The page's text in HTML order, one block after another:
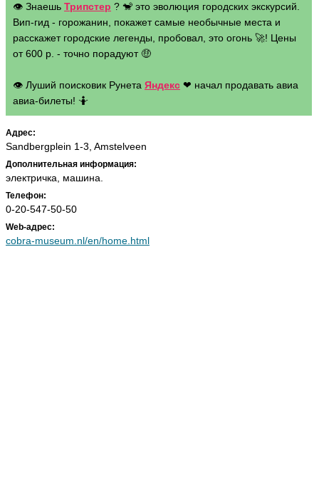
👁 Знаешь Трипстер ? 🐒 это эволюция городских экскурсий.
Вип-гид - горожанин, покажет самые необычные места и
расскажет городские легенды, пробовал, это огонь 🚀! Цены
от 600 р. - точно порадуют 🤑
👁 Луший поисковик Рунета Яндекс ❤ начал продавать авиа
авиа-билеты! 🤷
Адрес:
Sandbergplein 1-3, Amstelveen
Дополнительная информация:
электричка, машина.
Телефон:
0-20-547-50-50
Web-адрес:
cobra-museum.nl/en/home.html